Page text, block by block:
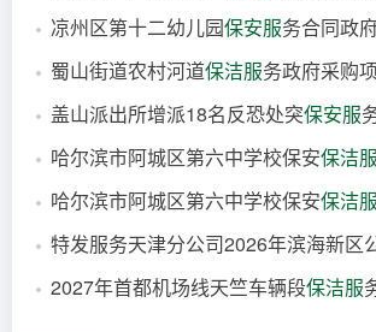
凉州区第十二幼儿园保安服务合同政府
蜀山街道农村河道保洁服务政府采购
盖山派出所增派18名反恐处突保安服
哈尔滨市阿城区第六中学校保安保洁服
哈尔滨市阿城区第六中学校保安保洁服
特发服务天津分公司2026年滨海新区
2027年首都机场线天竺车辆段保洁服务